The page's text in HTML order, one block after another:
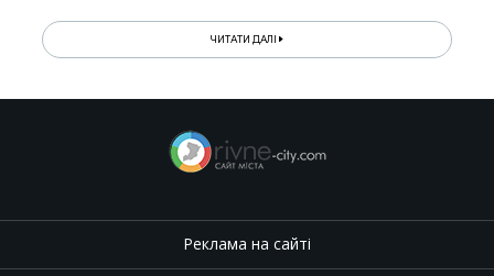
ЧИТАТИ ДАЛІ
Реклама на сайті